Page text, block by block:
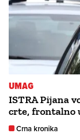
UMAG
ISTRA Pijana
crte, frontalno
Crna kronika